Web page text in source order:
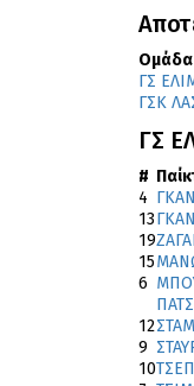
Ομάδα
ΓΣ
ΓΣΚ
ΓΣ
#
4
13
19
15
6
12
9
10